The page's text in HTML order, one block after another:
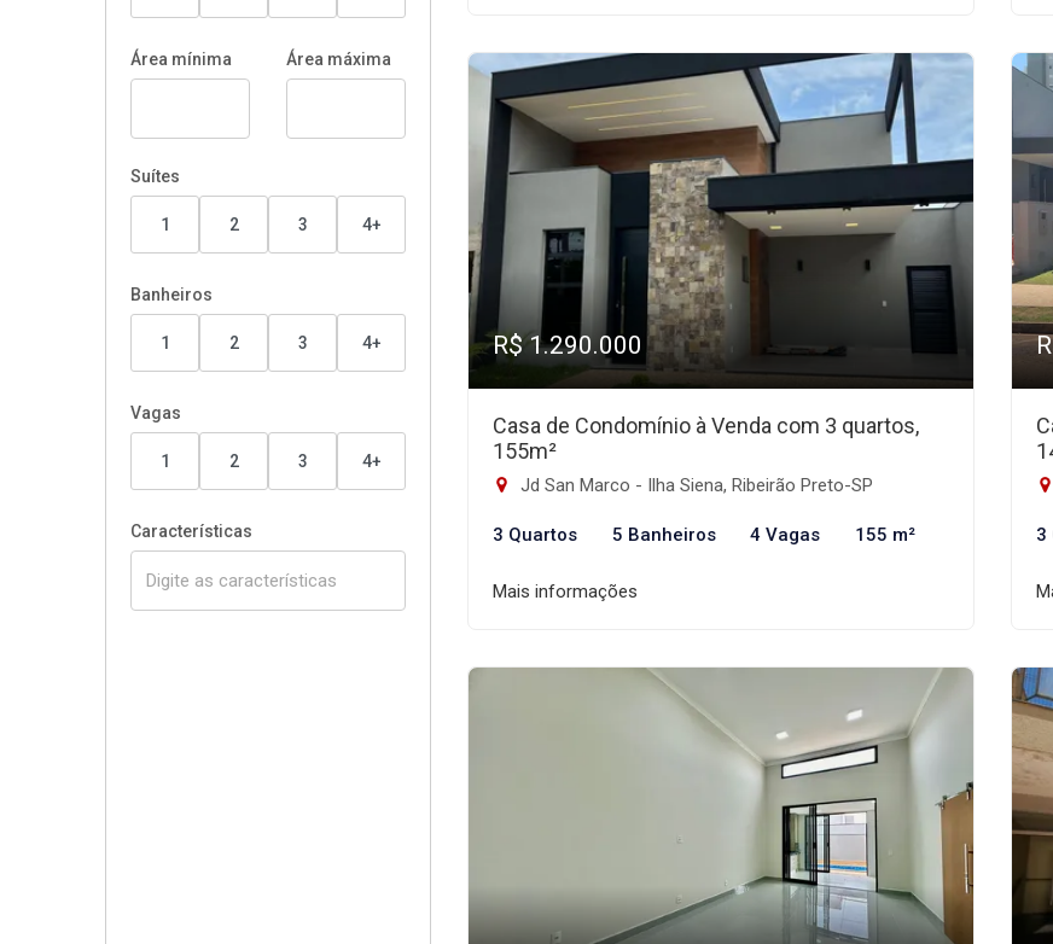
Área mínima Área máxima
Suítes
1 2 3 4+
Banheiros
1 2 3 4+
Vagas
1 2 3 4+
Características
R$ 1.290.000
Casa de Condomínio à Venda com 3 quartos,
155m²
Jd San Marco - Ilha Siena, Ribeirão Preto-SP
3 Quartos 5 Banheiros 4 Vagas 155 m²
Mais informações
3